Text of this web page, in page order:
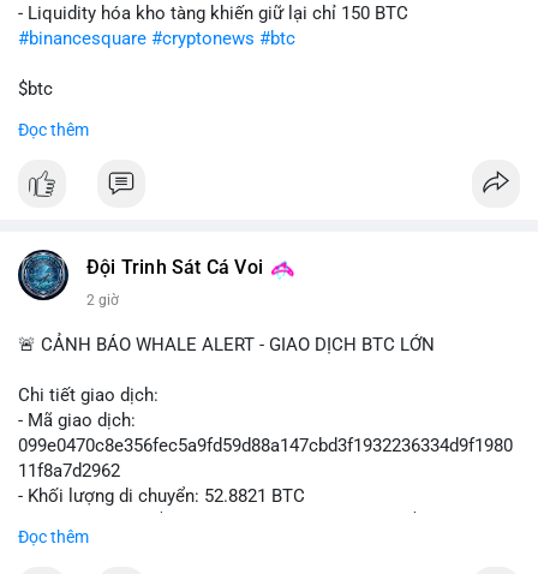
- Liquidity hóa kho tàng khiến giữ lại chỉ 150 BTC
#binancesquare #cryptonews #btc
$btc
#vlikevn
📰 Nguồn: Cointelegraph
Đọc thêm
Đội Trinh Sát Cá Voi
2 giờ
🚨 CẢNH BÁO WHALE ALERT - GIAO DỊCH BTC LỚN
Chi tiết giao dịch:
- Mã giao dịch:
099e0470c8e356fec5a9fd59d88a147cbd3f1932236334d9f1980
11f8a7d2962
- Khối lượng di chuyển: 52.8821 BTC
USD)
Đọc thêm